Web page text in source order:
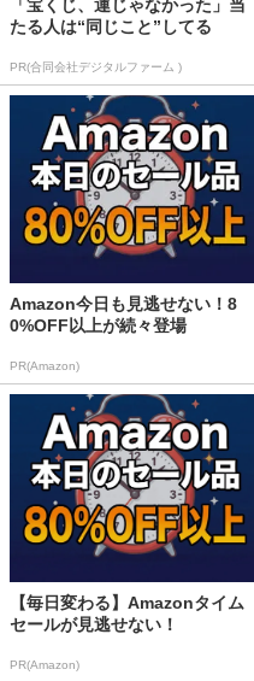
「宝くじ、運じゃなかった」当
たる人は“同じこと”してる
PR(合同会社デジタルファーム )
Amazon今日も見逃せない！8
0%OFF以上が続々登場
PR(Amazon)
【毎日変わる】Amazonタイム
セールが見逃せない！
PR(Amazon)